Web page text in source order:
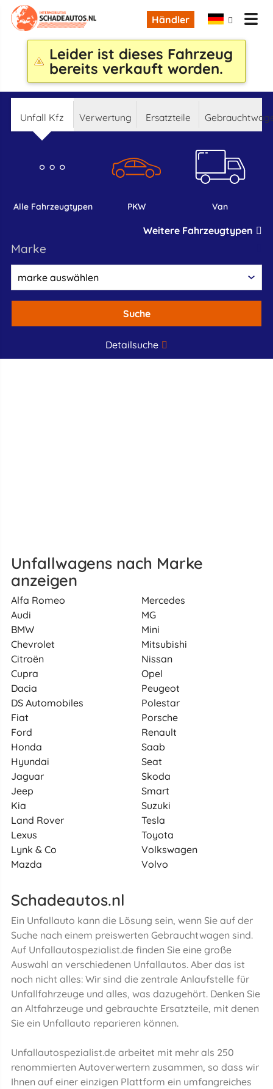
Händler
Leider ist dieses Fahrzeug
bereits verkauft worden.
Unfall Kfz Verwertung Ersatzteile
alle Fahrzeugtypen PKW Van
Weitere Fahrzeugtypen
marke
Suche
Detailsuche
Unfallwagens nach Marke
anzeigen
Alfa Romeo
Audi
BMW
Chevrolet
Citroën
Cupra
Dacia
DS Automobiles
Fiat
Ford
Honda
Hyundai
Jaguar
Jeep
Kia
Land Rover
Lexus
Lynk & Co
Mazda
Mercedes
MG
Mini
Mitsubishi
Nissan
Opel
Peugeot
Polestar
Porsche
Renault
Saab
Seat
Skoda
Smart
Suzuki
Tesla
Toyota
Volkswagen
Volvo
Schadeautos.nl
Ein Unfallauto kann die Lösung sein, wenn Sie auf der
Suche nach einem preiswerten Gebrauchtwagen sind.
Auf Unfallautospezialist.de finden Sie eine große
Auswahl an verschiedenen Unfallautos. Aber das ist
noch nicht alles: Wir sind die zentrale Anlaufstelle für
Unfallfahrzeuge und alles, was dazugehört. Denken Sie
an Altfahrzeuge und gebrauchte Ersatzteile, mit denen
Sie ein Unfallauto reparieren können.
Unfallautospezialist.de arbeitet mit mehr als 250
renommierten Autoverwertern zusammen, so dass wir
Ihnen auf einer einzigen Plattform ein umfangreiches